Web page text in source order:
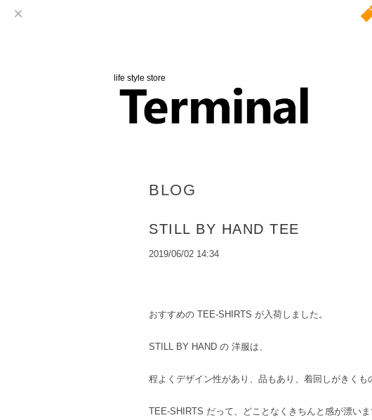
life style store
BLOG
STILL BY HAND TEE
2019/06/02 14:34
おすすめの TEE-SHIRTS が入荷しました。
STILL BY HAND の 洋服は、
程よくデザイン性があり、品もあり、着回しがきくも
TEE-SHIRTS だって、どことなくきちんと感が漂いま